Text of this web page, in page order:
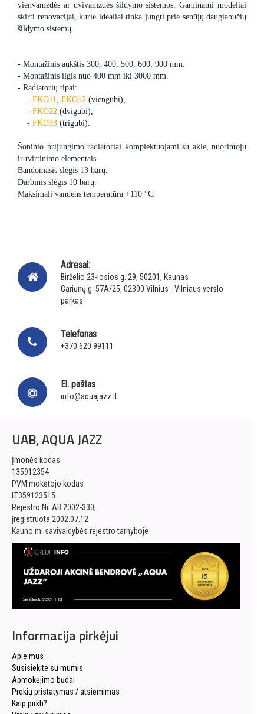
vienvamzdės ar dvivamzdės šildymo sistemos. Gaminami modeliai
skirti renovacijai, kurie idealiai tinka jungti prie senūjų daugiabučių
šildymo sistemų.
- Montažinis aukštis 300, 400, 500, 600, 900 mm.
- Montažinis ilgis nuo 400 mm iki 3000 mm.
- Radiatorių tipai:
- FKO11, FKO12 (viengubi),
- FKO22 (dvigubi),
- FKO33 (trigubi).
Šoninio prijungimo radiatoriai komplektuojami su akle, nuorintoju
ir tvirtinimo elementais.
Bandomasis slėgis 13 barų.
Darbinis slėgis 10 barų.
Maksimali vandens temperatūra +110 °C.
Adresai:
Birželio 23-iosios g. 29, 50201, Kaunas
Gariūnų g. 57A/25, 02300 Vilnius - Vilniaus verslo
parkas
Telefonas
+370 620 99111
El. paštas
info@aquajazz.lt
UAB, AQUA JAZZ
Įmonės kodas
135912354
PVM mokėtojo kodas
LT359123515
Rejestro Nr. AB 2002-330,
įregistruota 2002.07.12
Kauno m. savivaldybės rejestro tarnyboje
Informacija pirkėjui
Apie mus
Susisiekite su mumis
Apmokėjimo būdai
Prekių pristatymas / atsiėmimas
Kaip pirkti?